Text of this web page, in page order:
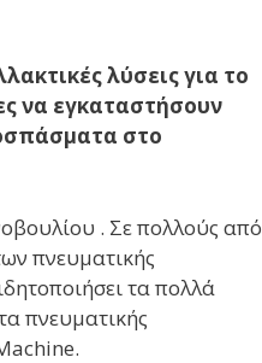
λύσεις για το
να εγκαταστήσουν
στο
. Σε πολλούς από
πνευματικής
τα πολλά
πνευματικής